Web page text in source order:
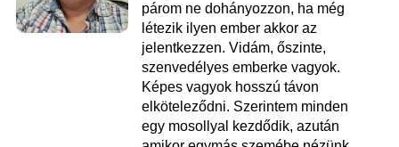
párom ne dohányozzon, ha még
létezik ilyen ember akkor az
jelentkezzen. Vidám, őszinte,
szenvedélyes emberke vagyok.
Képes vagyok hosszú távon
elköteleződni. Szerintem minden
egy mosollyal kezdődik, azután